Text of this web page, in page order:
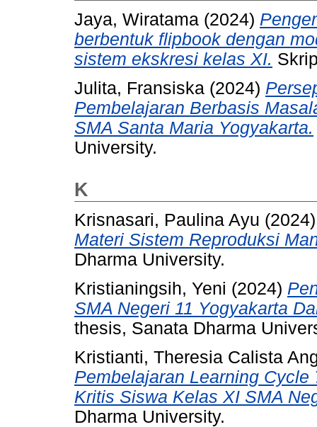
Jaya, Wiratama (2024)
berbentuk flipbook dengan
sistem ekskresi kelas XI.
Julita, Fransiska (2024)
Pembelajaran Berbasis
SMA Santa Maria Yogyakarta.
University.
K
Krisnasari, Paulina Ayu
Materi Sistem Reproduksi
Dharma University.
Kristianingsih, Yeni (2024)
SMA Negeri 11 Yogyakarta
thesis, Sanata Dharma
Kristianti, Theresia Calista
Pembelajaran Learning
Kritis Siswa Kelas XI SMA
Dharma University.